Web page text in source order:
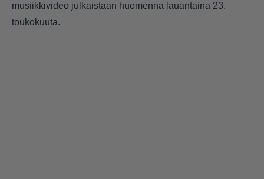
musiikkivideo julkaistaan huomenna lauantaina 23.
toukokuuta.